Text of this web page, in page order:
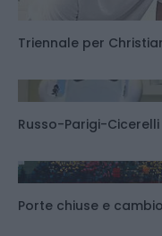
Triennale per
Russo-Parigi-
Porte chiuse e